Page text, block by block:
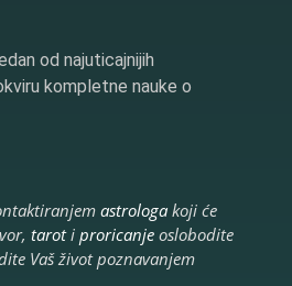
od najuticajnijih
kompletne nauke o
astrologa koji će
taroti proricanje oslobodite
Vaš život poznavanjem